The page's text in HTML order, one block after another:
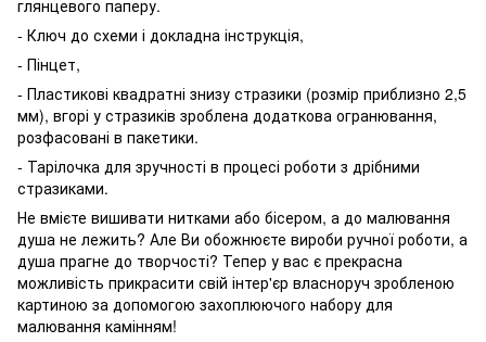
глянцевого паперу.
- Ключ до схеми і докладна інструкція,
- Пінцет,
- Пластикові квадратні знизу стразики (розмір приблизно 2,5
мм), вгорі у стразиків зроблена додаткова огранювання,
розфасовані в пакетики.
- Тарілочка для зручності в процесі роботи з дрібними
стразиками.
Не вмієте вишивати нитками або бісером, а до малювання
душа не лежить? Але Ви обожнюєте вироби ручної роботи, а
душа прагне до творчості? Тепер у вас є прекрасна
можливість прикрасити свій інтер'єр власноруч зробленою
картиною за допомогою захоплюючого набору для
малювання камінням!